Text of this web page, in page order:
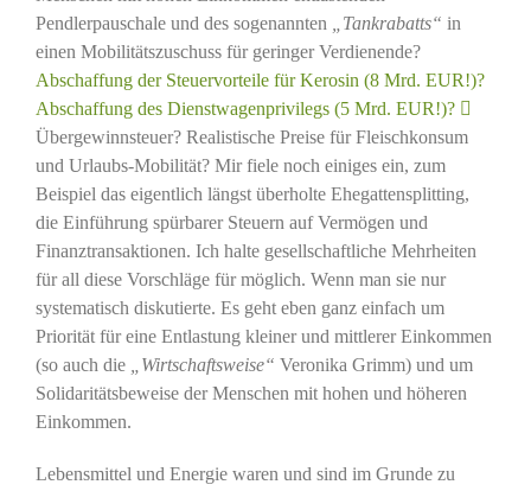
Pendlerpauschale und des sogenannten
„Tankrabatts“ in
einen Mobilitätszuschuss für geringer Verdienende?
Abschaffung der Steuervorteile für Kerosin (8 Mrd. EUR!)?
Abschaffung des Dienstwagenprivilegs (5 Mrd. EUR!)?
Übergewinnsteuer? Realistische Preise für Fleischkonsum
und Urlaubs-Mobilität? Mir fiele noch einiges ein, zum
Beispiel das eigentlich längst überholte Ehegattensplitting,
die Einführung spürbarer Steuern auf Vermögen und
Finanztransaktionen. Ich halte gesellschaftliche Mehrheiten
für all diese Vorschläge für möglich. Wenn man sie nur
systematisch diskutierte. Es geht eben ganz einfach um
Priorität für eine Entlastung kleiner und mittlerer Einkommen
(so auch die
„Wirtschaftsweise“ Veronika Grimm) und um
Solidaritätsbeweise der Menschen mit hohen und höheren
Einkommen.
Lebensmittel und Energie waren und sind im Grunde zu